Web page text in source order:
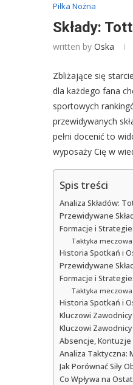
Piłka Nożna
Składy:
written by Oska
Zbliżające się
dla każdego fana
sportowych
przewidywanych
pełni docenić to
wyposaży Cię w
Spis treści
Analiza Składów:
Przewidywane
Formacje i
Taktyka meczowa
Historia Spotkań i
Przewidywane
Formacje i
Taktyka meczowa
Historia Spotkań i
Kluczowi
Kluczowi
Absencje, Kontuzje
Analiza Taktyczna:
Jak Porównać Siły
Co Wpływa na